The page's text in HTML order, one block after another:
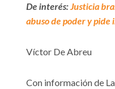
De interés:Justicia
abuso de poder y
Víctor De Abreu
Con información de